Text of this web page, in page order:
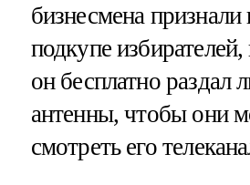
бизнесмена
подкупе
он бесплатно раздал
антенны, чтобы они
смотреть его